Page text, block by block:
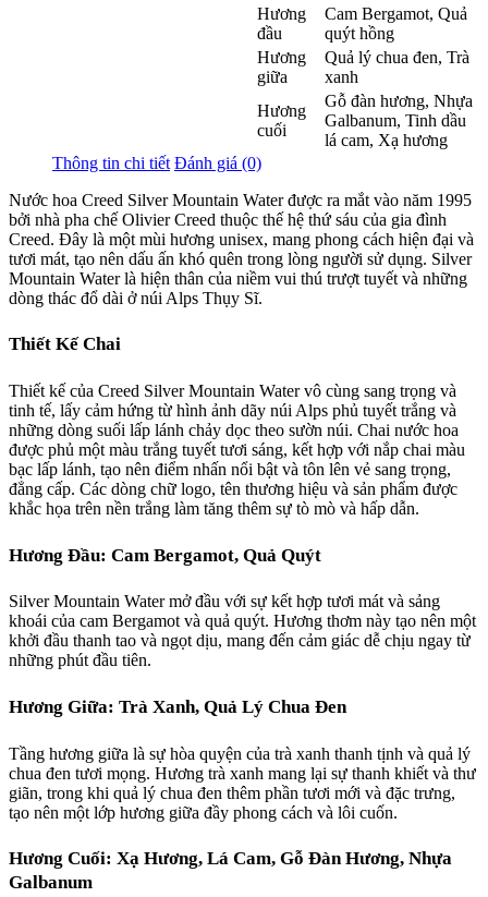
Hương
đầu
Cam Bergamot, Quả
quýt hồng
Hương
giữa
Quả lý chua đen, Trà
xanh
Hương
cuối
Gỗ đàn hương, Nhựa
Galbanum, Tinh dầu
lá cam, Xạ hương
Thông tin chi tiết Đánh giá (0)
Nước hoa Creed Silver Mountain Water được ra mắt vào năm 1995
bởi nhà pha chế Olivier Creed thuộc thế hệ thứ sáu của gia đình
Creed. Đây là một mùi hương unisex, mang phong cách hiện đại và
tươi mát, tạo nên dấu ấn khó quên trong lòng người sử dụng. Silver
Mountain Water là hiện thân của niềm vui thú trượt tuyết và những
dòng thác đổ dài ở núi Alps Thụy Sĩ.
Thiết Kế Chai
Thiết kế của Creed Silver Mountain Water vô cùng sang trọng và
tinh tế, lấy cảm hứng từ hình ảnh dãy núi Alps phủ tuyết trắng và
những dòng suối lấp lánh chảy dọc theo sườn núi. Chai nước hoa
được phủ một màu trắng tuyết tươi sáng, kết hợp với nắp chai màu
bạc lấp lánh, tạo nên điểm nhấn nổi bật và tôn lên vẻ sang trọng,
đẳng cấp. Các dòng chữ logo, tên thương hiệu và sản phẩm được
khắc họa trên nền trắng làm tăng thêm sự tò mò và hấp dẫn.
Hương Đầu: Cam Bergamot, Quả Quýt
Silver Mountain Water mở đầu với sự kết hợp tươi mát và sảng
khoái của cam Bergamot và quả quýt. Hương thơm này tạo nên một
khởi đầu thanh tao và ngọt dịu, mang đến cảm giác dễ chịu ngay từ
những phút đầu tiên.
Hương Giữa: Trà Xanh, Quả Lý Chua Đen
Tầng hương giữa là sự hòa quyện của trà xanh thanh tịnh và quả lý
chua đen tươi mọng. Hương trà xanh mang lại sự thanh khiết và thư
giãn, trong khi quả lý chua đen thêm phần tươi mới và đặc trưng,
tạo nên một lớp hương giữa đầy phong cách và lôi cuốn.
Hương Cuối: Xạ Hương, Lá Cam, Gỗ Đàn Hương, Nhựa
Galbanum